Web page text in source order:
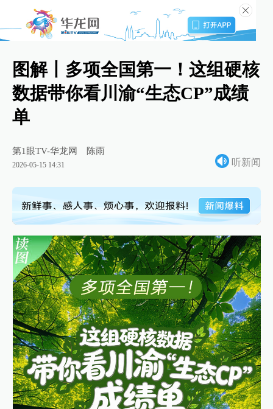
图解丨多项全国第一！这组硬核
数据带你看川渝“生态CP”成绩
单
第1眼TV-华龙网 陈雨
2026-05-15 14:31 听新闻